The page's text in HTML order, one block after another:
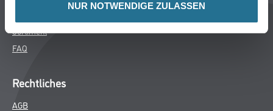
NUR NOTWENDIGE ZULASSEN
Sortiment
FAQ
Rechtliches
AGB